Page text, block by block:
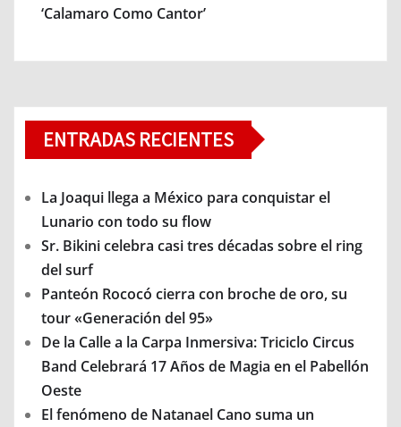
‘Calamaro Como Cantor’
ENTRADAS RECIENTES
La Joaqui llega a México para conquistar el
Lunario con todo su flow
Sr. Bikini celebra casi tres décadas sobre el ring
del surf
Panteón Rococó cierra con broche de oro, su
tour «Generación del 95»
De la Calle a la Carpa Inmersiva: Triciclo Circus
Band Celebrará 17 Años de Magia en el Pabellón
Oeste
El fenómeno de Natanael Cano suma un